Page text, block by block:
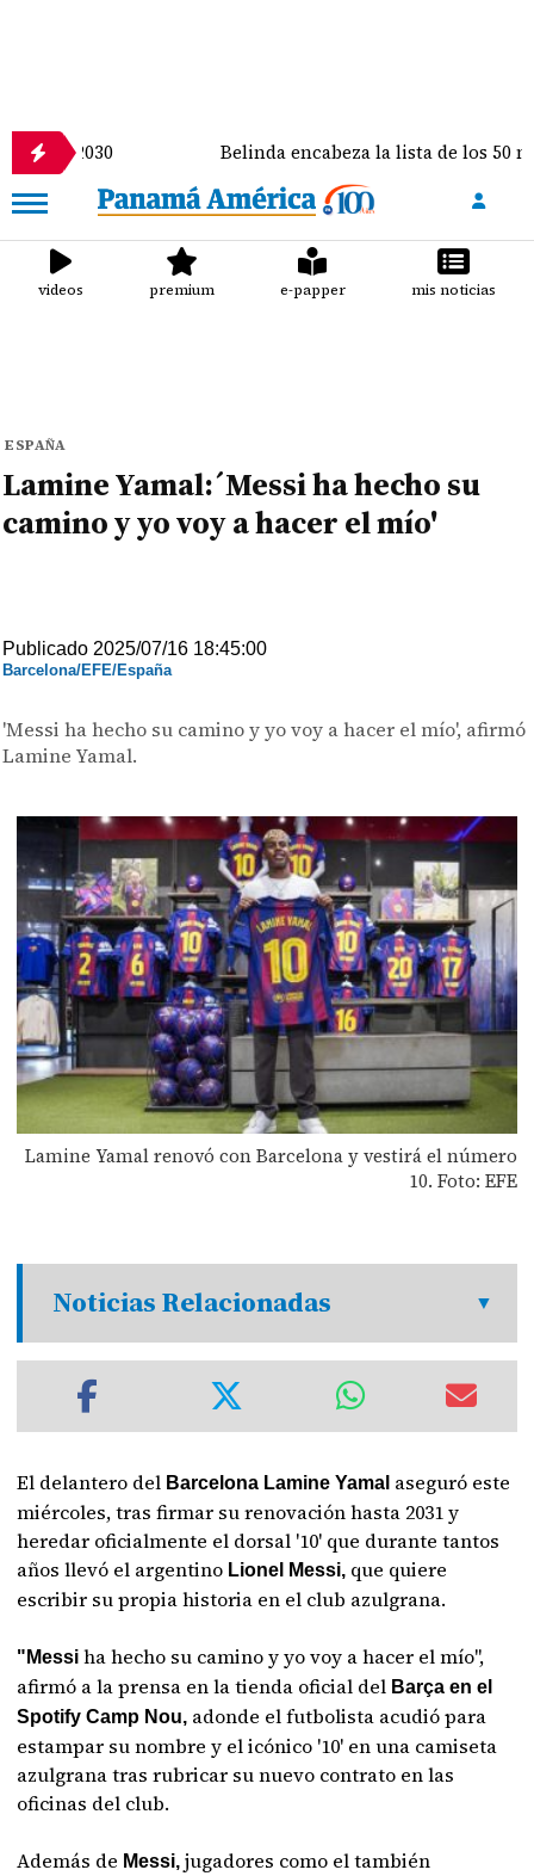
Belinda encabeza la lista de los 50 más bellos
videos premium e-papper mis noticias
ESPAÑA
Lamine Yamal:´Messi ha hecho su
camino y yo voy a hacer el mío'
Publicado 2025/07/16 18:45:00
Barcelona/EFE/España
'Messi ha hecho su camino y yo voy a hacer el mío', afirmó
Lamine Yamal.
Lamine Yamal renovó con Barcelona y vestirá el número
10. Foto: EFE
Noticias Relacionadas
El delantero del Barcelona Lamine Yamal aseguró este
miércoles, tras firmar su renovación hasta 2031 y
heredar oficialmente el dorsal '10' que durante tantos
años llevó el argentino Lionel Messi, que quiere
escribir su propia historia en el club azulgrana.
"Messi ha hecho su camino y yo voy a hacer el mío",
afirmó a la prensa en la tienda oficial del Barça en el
Spotify Camp Nou, adonde el futbolista acudió para
estampar su nombre y el icónico '10' en una camiseta
azulgrana tras rubricar su nuevo contrato en las
oficinas del club.
Además de Messi, jugadores como el también